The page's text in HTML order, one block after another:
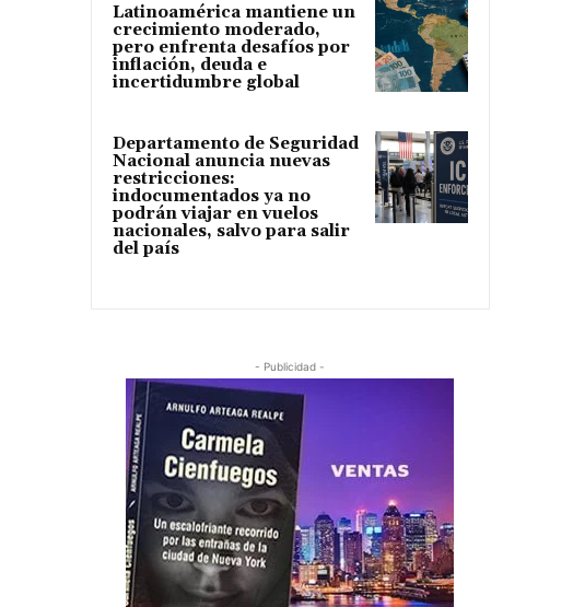
Latinoamérica mantiene un
crecimiento moderado,
pero enfrenta desafíos por
inflación, deuda e
incertidumbre global
Departamento de Seguridad
Nacional anuncia nuevas
restricciones:
indocumentados ya no
podrán viajar en vuelos
nacionales, salvo para salir
del país
- Publicidad -